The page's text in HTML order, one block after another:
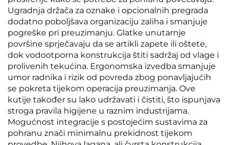
Ugradnja držača za oznake i opcionalnih pregrada
dodatno poboljšava organizaciju zaliha i smanjuje
pogreške pri preuzimanju. Glatke unutarnje
površine sprječavaju da se artikli zapete ili oštete,
dok vodootporna konstrukcija štiti sadržaj od vlage i
prolivenih tekućina. Ergonomska izvedba smanjuje
umor radnika i rizik od povreda zbog ponavljajućih
se pokreta tijekom operacija preuzimanja. Ove
kutije također su lako udržavati i čistiti, što ispunjava
stroga pravila higijene u raznim industrijama.
Mogućnost integracije s postojećim sustavima za
pohranu znači minimalnu prekidnost tijekom